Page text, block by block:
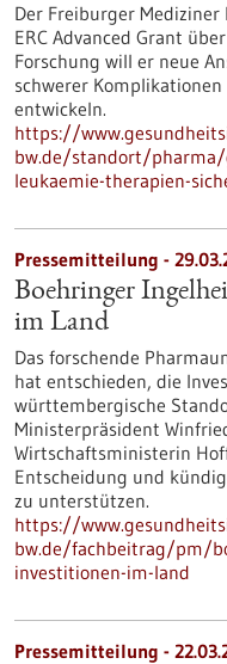
Der Freiburger Mediziner
ERC Advanced Grant
Forschung will er neue
schwerer
entwickeln.
https://
bw.de/standort/pharma/
leukaemie-therapien-
Pressemitteilung -
Boehringer
im Land
Das forschende
hat entschieden, die
württembergische
Ministerpräsident
Wirtschaftsministerin
Entscheidung und
zu unterstützen.
https://
bw.de/fachbeitrag/pm/
investitionen-im-land
Pressemitteilung -